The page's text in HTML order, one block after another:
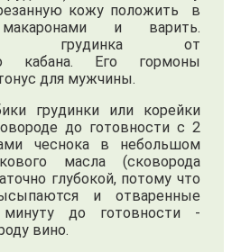
кожу положить в
и варить.
грудинка от
кабана. Его гормоны
для мужчины.
грудинки или корейки
до готовности с 2
чеснока в небольшом
масла (сковорода
глубокой, потому что
и отваренные
до готовности -
вино.